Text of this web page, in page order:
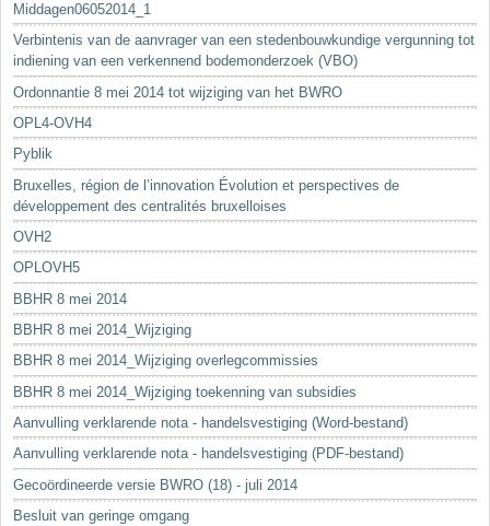
Middagen06052014_1
Verbintenis van de aanvrager van een stedenbouwkundige vergunning tot
indiening van een verkennend bodemonderzoek (VBO)
Ordonnantie 8 mei 2014 tot wijziging van het BWRO
OPL4-OVH4
Pyblik
Bruxelles, région de l’innovation Évolution et perspectives de
développement des centralités bruxelloises
OVH2
OPLOVH5
BBHR 8 mei 2014
BBHR 8 mei 2014_Wijziging
BBHR 8 mei 2014_Wijziging overlegcommissies
BBHR 8 mei 2014_Wijziging toekenning van subsidies
Aanvulling verklarende nota - handelsvestiging (Word-bestand)
Aanvulling verklarende nota - handelsvestiging (PDF-bestand)
Gecoördineerde versie BWRO (18) - juli 2014
Besluit van geringe omgang